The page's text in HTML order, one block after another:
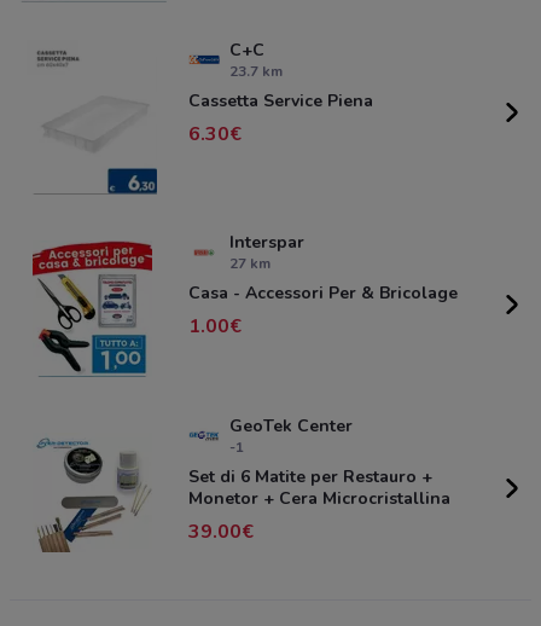
C+C
23.7 km
Cassetta Service Piena
6.30
Interspar
27 km
Casa - Accessori Per & Bricolage
1.00
GeoTek Center
-1
Set di 6 Matite per Restauro +
Monetor + Cera Microcristallina
39.00